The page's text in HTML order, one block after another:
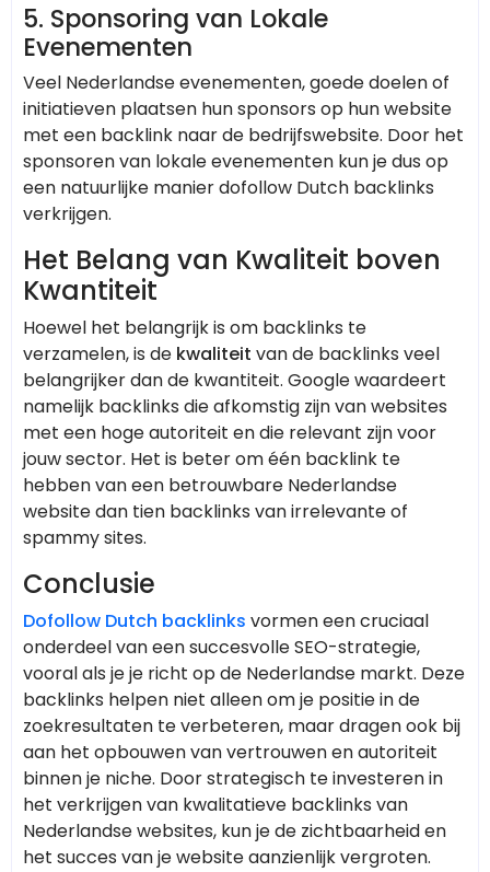
5. Sponsoring van Lokale
Evenementen
Veel Nederlandse evenementen, goede doelen of
initiatieven plaatsen hun sponsors op hun website
met een backlink naar de bedrijfswebsite. Door het
sponsoren van lokale evenementen kun je dus op
een natuurlijke manier dofollow Dutch backlinks
verkrijgen.
Het Belang van Kwaliteit boven
Kwantiteit
Hoewel het belangrijk is om backlinks te
verzamelen, is de kwaliteit van de backlinks veel
belangrijker dan de kwantiteit. Google waardeert
namelijk backlinks die afkomstig zijn van websites
met een hoge autoriteit en die relevant zijn voor
jouw sector. Het is beter om één backlink te
hebben van een betrouwbare Nederlandse
website dan tien backlinks van irrelevante of
spammy sites.
Conclusie
Dofollow Dutch backlinks vormen een cruciaal
onderdeel van een succesvolle SEO-strategie,
vooral als je je richt op de Nederlandse markt. Deze
backlinks helpen niet alleen om je positie in de
zoekresultaten te verbeteren, maar dragen ook bij
aan het opbouwen van vertrouwen en autoriteit
binnen je niche. Door strategisch te investeren in
het verkrijgen van kwalitatieve backlinks van
Nederlandse websites, kun je de zichtbaarheid en
het succes van je website aanzienlijk vergroten.